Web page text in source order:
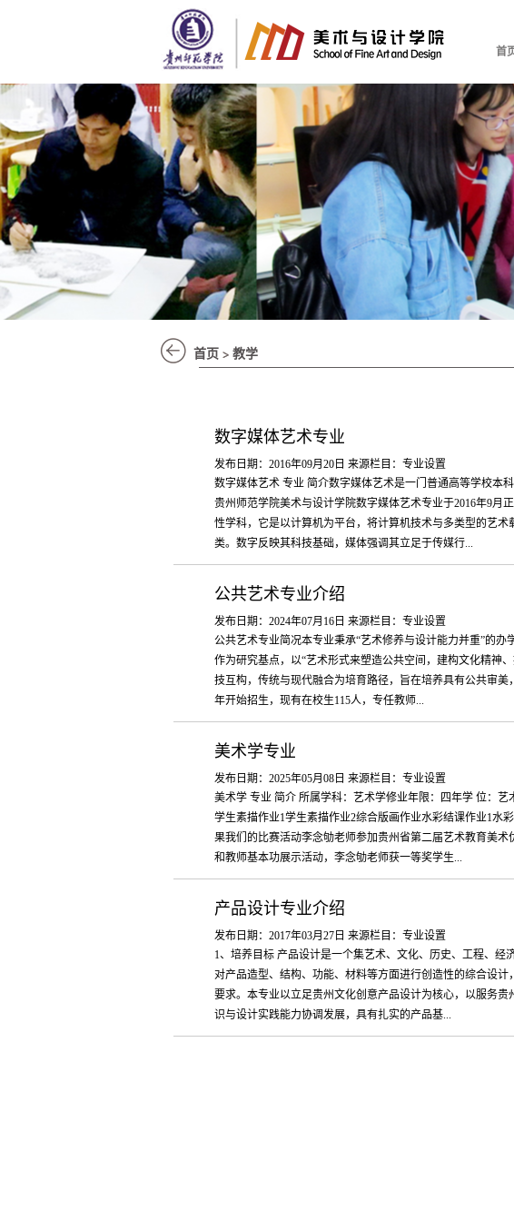
首
首页
教学
数字媒体艺术专业
发布日期：2016年09月20日 来源栏目：专业设置
数字媒体艺术 专业 简介数字媒体艺术是一门普通高等学校本
贵州师范学院美术与设计学院数字媒体艺术专业于2016年9月
性学科，它是以计算机为平台，将计算机技术与多类型的艺
类。数字反映其科技基础，媒体强调其立足于传媒行...
公共艺术专业介绍
发布日期：2024年07月16日 来源栏目：专业设置
公共艺术专业简况本专业秉承“艺术修养与设计能力并重”的
作为研究基点，以“艺术形式来塑造公共空间，建构文化精神
技互构，传统与现代融合为培育路径，旨在培养具有公共审
年开始招生，现有在校生115人，专任教师...
美术学专业
发布日期：2025年05月08日 来源栏目：专业设置
美术学 专业 简介 所属学科：艺术学修业年限：四年学 位：
学生素描作业1学生素描作业2综合版画作业水彩结课作业1水
果我们的比赛活动李念劬老师参加贵州省第二届艺术教育美
和教师基本功展示活动，李念劬老师获一等奖学生...
产品设计专业介绍
发布日期：2017年03月27日 来源栏目：专业设置
1、培养目标 产品设计是一个集艺术、文化、历史、工程、经
对产品造型、结构、功能、材料等方面进行创造性的综合设
要求。本专业以立足贵州文化创意产品设计为核心，以服务
识与设计实践能力协调发展，具有扎实的产品基...